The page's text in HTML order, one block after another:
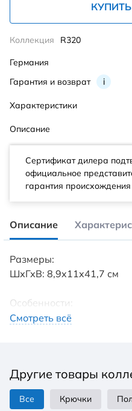
Гарантия и возврат i
Коллекция R320
Германия
Характеристики
Описание
Сертификат дилера
официальное
гарантия
Описание
Размеры:
ШхГхВ: 8,9x11x41,7 см
Особенности:
Подвесной
Что включено:
монтажный комплект
Смотреть всё
Другие товары
Все Крючки